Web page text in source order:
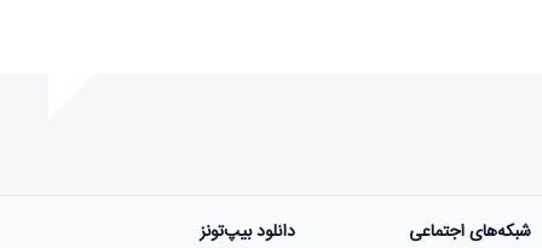
شبکه‌های اجتماعی دانلود بیپ‌تونز